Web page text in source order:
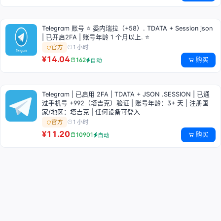
Telegram 账号 ⭐ 委内瑞拉（+58）. TDATA + Session json
| 已开启2FA | 账号年龄 1 个月以上. ⭐
官方 1 小时
¥14.04 162 自动 购买
Telegram | 已启用 2FA | TDATA + JSON .SESSION | 已通
过手机号 +992（塔吉克）验证 | 账号年龄：3+ 天 | 注册国
家/地区：塔吉克 | 任何设备可登入
官方 1 小时
¥11.20 10901 自动 购买